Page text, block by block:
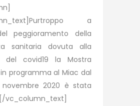
a
peggioramento della
sanitaria dovuta alla
del covid19 la Mostra
programma al Miac dal
2020 è stata
vc_column_text]